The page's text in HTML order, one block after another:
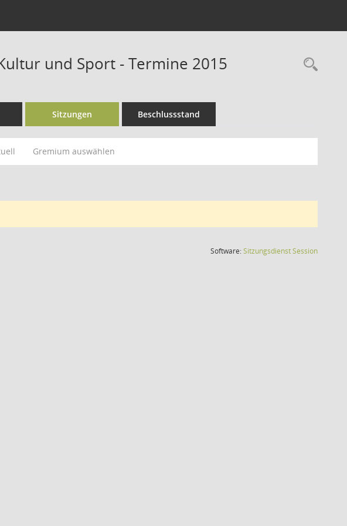
und Sport - Termine 2015
Sitzungen Beschlussstand
Gremium auswählen
Software:SitzungsdienstSession(Wird in